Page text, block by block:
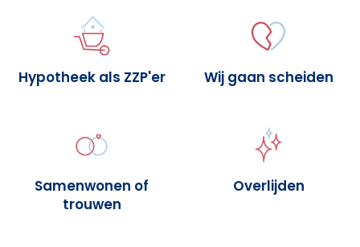
Hypotheek als ZZP'er Wij gaan scheiden
Samenwonen of
trouwen
Overlijden